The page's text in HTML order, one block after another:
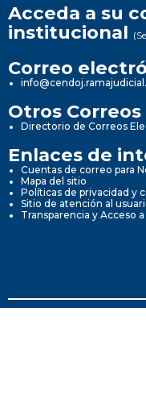
Acceda a su
institucional
Correo
Otros
Directorio de Correos
Enlaces de
Cuentas de correo para
Mapa del sitio
Políticas de privacidad y
Sitio de atención al
Transparencia y Acceso